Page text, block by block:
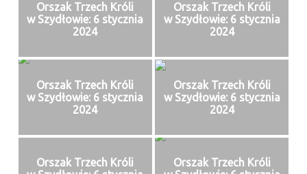
Orszak Trzech Króli
w Szydłowie: 6 stycznia
2024
Orszak Trzech Króli
w Szydłowie: 6 stycznia
2024
Orszak Trzech Króli
w Szydłowie: 6 stycznia
2024
Orszak Trzech Króli
w Szydłowie: 6 stycznia
2024
Orszak Trzech Króli
Orszak Trzech Króli